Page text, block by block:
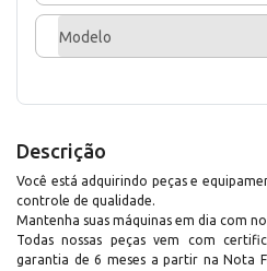
Modelo
Descrição
Você está adquirindo peças e
controle de qualidade.
Mantenha suas máquinas em dia com
Todas nossas peças vem com
garantia de 6 meses a partir na Nota